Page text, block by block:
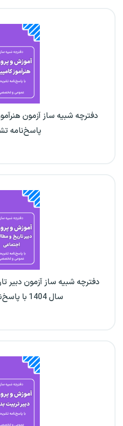
پاسخ‌نامه
دفترچه شبیه ساز آزمون دبیر
سال 1404 با پاسخ‌نامه تشریحی